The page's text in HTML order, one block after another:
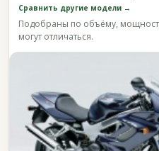
Сравнить другие модели →
Подобраны по объёму,
могут отличаться.